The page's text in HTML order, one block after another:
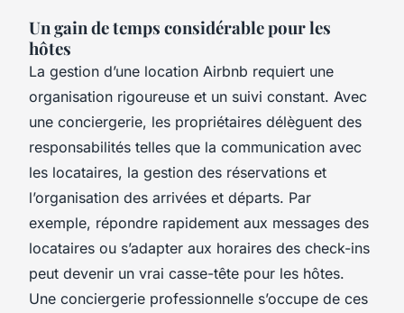
Un gain de temps considérable pour les
hôtes
La gestion d’une location Airbnb requiert une
organisation rigoureuse et un suivi constant. Avec
une conciergerie, les propriétaires délèguent des
responsabilités telles que la communication avec
les locataires, la gestion des réservations et
l’organisation des arrivées et départs. Par
exemple, répondre rapidement aux messages des
locataires ou s’adapter aux horaires des check-ins
peut devenir un vrai casse-tête pour les hôtes.
Une conciergerie professionnelle s’occupe de ces